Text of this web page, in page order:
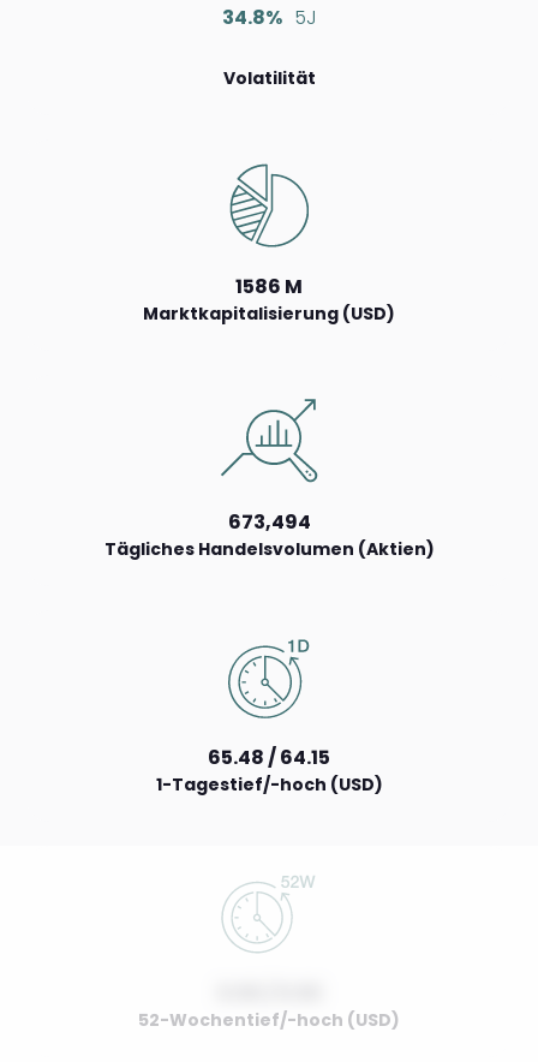
34.8% 5J
Volatilität
1586 M
Marktkapitalisierung (USD)
673,494
Tägliches Handelsvolumen (Aktien)
65.48 / 64.15
1-Tagestief/-hoch (USD)
52-Wochentief/-hoch (USD)